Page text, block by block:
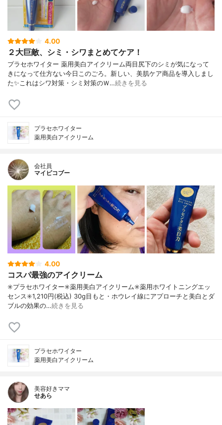
4.00
２大巨敵、シミ・シワまとめてケア！
プラセホワイター 薬用美白アイクリーム両目尻下のシミが気になって
きになって仕方ない今日このごろ。新しい、美肌ケア商品を導入しまし
た✨これはシワ対策・シミ対策のＷ…続きを見る
プラセホワイター
薬用美白アイクリーム
会社員
マイピコブー
4.00
コスパ最強のアイクリーム
✳️プラセホワイター✳️薬用美白アイクリーム✳️薬用ホワイトニングエッ
センス✳️1,210円(税込) 30g目もと・ホウレイ線にアプローチと美白とダ
ブルの効果の…続きを見る
プラセホワイター
薬用美白アイクリーム
美容好きママ
せあら